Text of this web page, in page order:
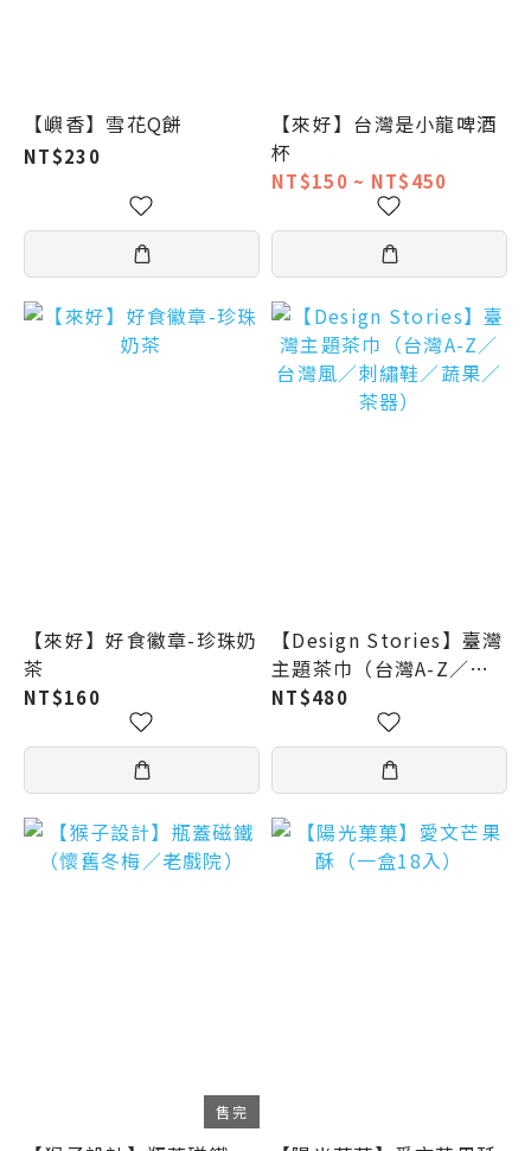
【嶼香】雪花Q餅
NT$230
【來好】台灣是小龍啤酒
杯
NT$150 ~ NT$450
【來好】好食徽章-珍珠奶
茶
NT$160
【Design Stories】臺灣
主題茶巾（台灣A-Z／台
灣風／刺繡鞋／蔬果／茶
NT$480
售完